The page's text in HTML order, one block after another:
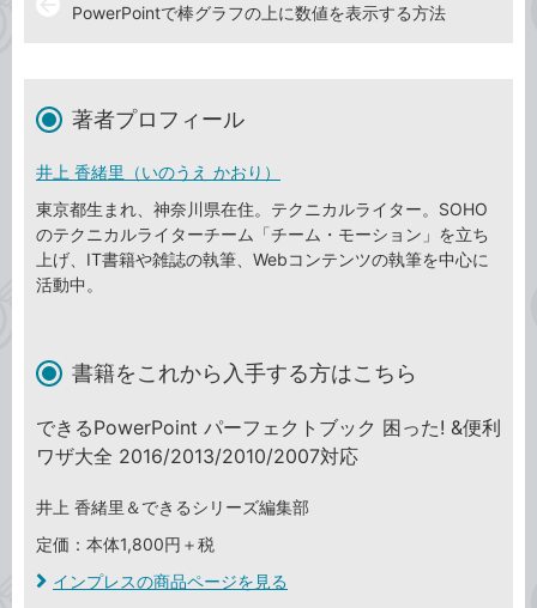
PowerPointで棒グラフの上に数値を表示する方法
著者プロフィール
井上 香緒里（いのうえ かおり）
東京都生まれ、神奈川県在住。テクニカルライター。SOHO
のテクニカルライターチーム「チーム・モーション」を立ち
上げ、IT書籍や雑誌の執筆、Webコンテンツの執筆を中心に
活動中。
書籍をこれから入手する方はこちら
できるPowerPoint パーフェクトブック 困った! &便利
ワザ大全 2016/2013/2010/2007対応
井上 香緒里＆できるシリーズ編集部
定価：本体1,800円＋税
インプレスの商品ページを見る